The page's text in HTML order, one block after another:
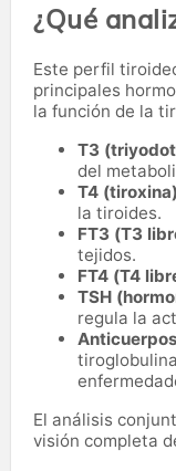
¿Qué
Este perfil
principales
la función de la
T3
del
T4 (tiroxina)
la tiroides.
FT3 (T3
tejidos.
FT4 (T4
TSH
regula la
El análisis
visión completa